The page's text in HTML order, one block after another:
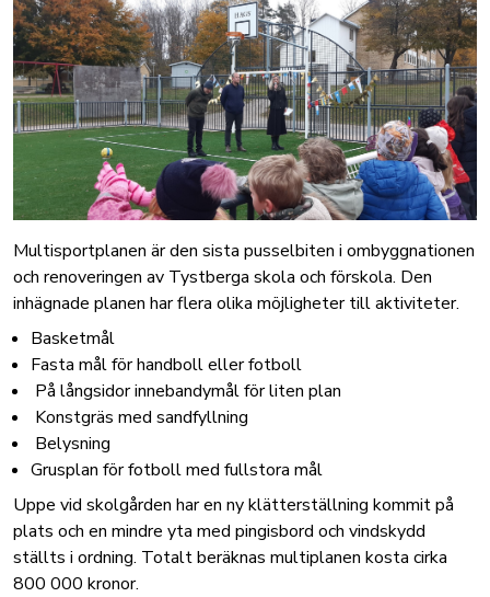
Multisportplanen är den sista pusselbiten i ombyggnationen
och renoveringen av Tystberga skola och förskola. Den
inhägnade planen har flera olika möjligheter till aktiviteter.
Basketmål
Fasta mål för handboll eller fotboll
På långsidor innebandymål för liten plan
Konstgräs med sandfyllning
Belysning
Grusplan för fotboll med fullstora mål
Uppe vid skolgården har en ny klätterställning kommit på
plats och en mindre yta med pingisbord och vindskydd
ställts i ordning. Totalt beräknas multiplanen kosta cirka
800 000 kronor.